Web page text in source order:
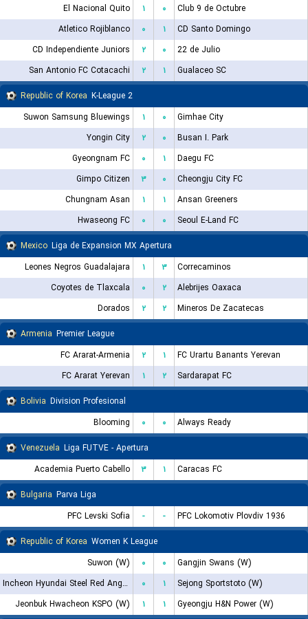
El Nacional Quito
۱ ۰
Club 9 de Octubre
Atletico Rojiblanco
۰ ۱
CD Santo Domingo
CD Independiente Juniors
۲ ۰
22 de Julio
San Antonio FC Cotacachi
۲ ۱
Gualaceo SC
Republic of Korea K-League 2
Suwon Samsung Bluewings
۱ ۰
Gimhae City
Yongin City
۲ ۰
Busan I. Park
Gyeongnam FC
۰ ۱
Daegu FC
Gimpo Citizen
۳ ۰
Cheongju City FC
Chungnam Asan
۱ ۱
Ansan Greeners
Hwaseong FC
۰ ۰
Seoul E-Land FC
Mexico Liga de Expansion MX Apertura
Leones Negros Guadalajara
۱ ۳
Correcaminos
Coyotes de Tlaxcala
۰ ۲
Alebrijes Oaxaca
Dorados
۲ ۲
Mineros De Zacatecas
Armenia Premier League
FC Ararat-Armenia
۲ ۱
FC Urartu Banants Yerevan
FC Ararat Yerevan
۱ ۲
Sardarapat FC
Bolivia Division Profesional
Blooming
۰ ۰
Always Ready
Venezuela Liga FUTVE - Apertura
Academia Puerto Cabello
۳ ۱
Caracas FC
Bulgaria Parva Liga
PFC Levski Sofia
- -
PFC Lokomotiv Plovdiv 1936
Republic of Korea Women K League
Suwon (W)
۰ ۰
Gangjin Swans (W)
Incheon Hyundai Steel Red Angels (W)
۰ ۱
Sejong Sportstoto (W)
Jeonbuk Hwacheon KSPO (W)
۱ ۱
Gyeongju H&N Power (W)